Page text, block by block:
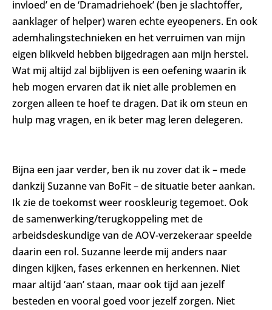
invloed’ en de ‘Dramadriehoek’ (ben je slachtoffer,
aanklager of helper) waren echte eyeopeners. En ook
ademhalingstechnieken en het verruimen van mijn
eigen blikveld hebben bijgedragen aan mijn herstel.
Wat mij altijd zal bijblijven is een oefening waarin ik
heb mogen ervaren dat ik niet alle problemen en
zorgen alleen te hoef te dragen. Dat ik om steun en
hulp mag vragen, en ik beter mag leren delegeren.
Bijna een jaar verder, ben ik nu zover dat ik – mede
dankzij Suzanne van BoFit – de situatie beter aankan.
Ik zie de toekomst weer rooskleurig tegemoet. Ook
de samenwerking/terugkoppeling met de
arbeidsdeskundige van de AOV-verzekeraar speelde
daarin een rol. Suzanne leerde mij anders naar
dingen kijken, fases erkennen en herkennen. Niet
maar altijd ‘aan’ staan, maar ook tijd aan jezelf
besteden en vooral goed voor jezelf zorgen. Niet